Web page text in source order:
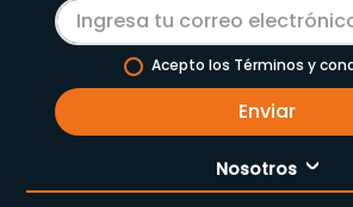
Acepto los Términos y
Enviar
Nosotros